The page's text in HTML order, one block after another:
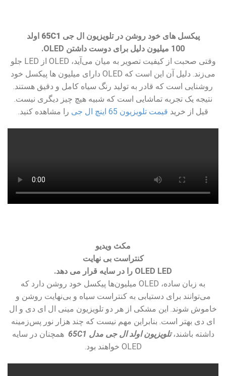
پیکسل های خود روشن درتلویزیون ال جی 65C1 اولد
100 میلیون دلیل برای دوست داشتن OLED.
وقتی صحبت از کیفیت تصویر به میان می‌آید، OLED از LED جلو
می‌زند. دلیل آن این است که OLED دارای میلیون ها پیکسل خود
روشنایی است که قادر به تولید رنگ سیاه کامل و دقیق هستند.
نتیجه یک تجربه تماشایی است که شبیه هیچ چیز دیگری نیست.
قیل از خرید قیمت تلویزیون 65 اینچ ال جی را مشاهده کنید.
مکث ویدیو
کنتراست بی نهایت
OLED LED را در سایه قرار می دهد.
به زبان ساده، OLED میلیون‌ها پیکسل خود روشن دارد که
می‌توانند برای دستیابی به کنتراست سیاه و بی‌نهایت روشن و
خاموش شوند. این مشکی از هر دو تلویزیون مینی ال ای دی و ال
ای دی بهتر است. بنابراین مهم نیست که چند هزار نور پس‌زمینه
داشته باشند، تلویزیون اولد ال جی مدل 65C1
همچنان در سایه
OLED خواهند بود.